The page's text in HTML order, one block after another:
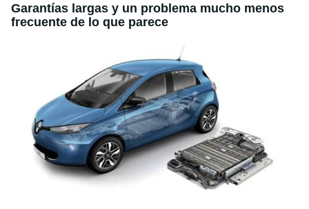
Garantías largas y un problema mucho menos
frecuente de lo que parece